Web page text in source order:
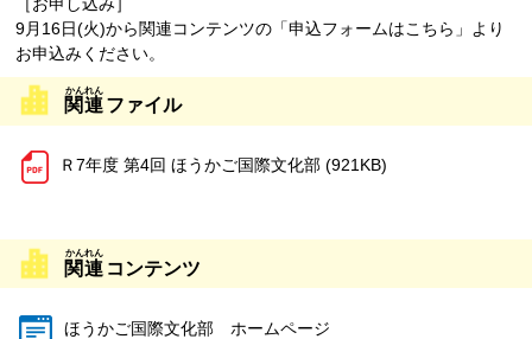
9月16日(火)から関連コンテンツの「申込フォームはこちら」より
お申込みください。
関連ファイル
Ｒ7年度 第4回 ほうかご国際文化部 (921KB)
関連 コンテンツ
ほうかご国際文化部 ホームページ